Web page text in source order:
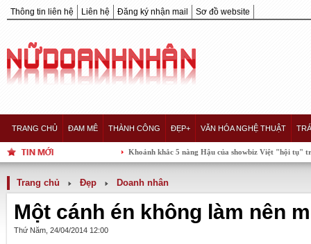
Thông tin liên hệ Liên hệ Đăng ký nhận mail Sơ đồ website
TRANG CHỦ ĐAM MÊ THÀNH CÔNG ĐẸP+ VĂN HÓA NGHỆ THUẬT
Khoảnh khắc 5 nàng Hậu của showbiz Việt "hội tụ" trong một
Trang chủ Đẹp Doanh nhân
Một cánh én không làm nên
Thứ Năm, 24/04/2014 12:00